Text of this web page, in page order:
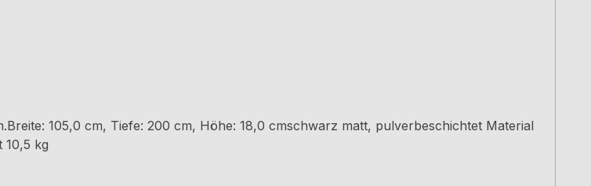
105,0 cm, Tiefe: 200 cm, Höhe: 18,0 cmschwarz matt, pulverbeschichtet Material
10,5 kg